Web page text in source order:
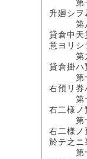
第七
升廻シヲ
第八
貸倉中天
意ヨリシ
第九
貸倉掛ハ
第十
右預リ券
第十
右二様ノ
第十
右二様ノ
於テ之ニ
第十